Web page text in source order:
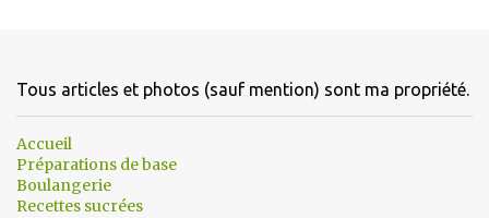
g
t
r
e
r
Tous articles et photos (sauf mention) sont ma propriété.
Accueil
Préparations de base
Boulangerie
Recettes sucrées